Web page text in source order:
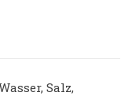
Salz,